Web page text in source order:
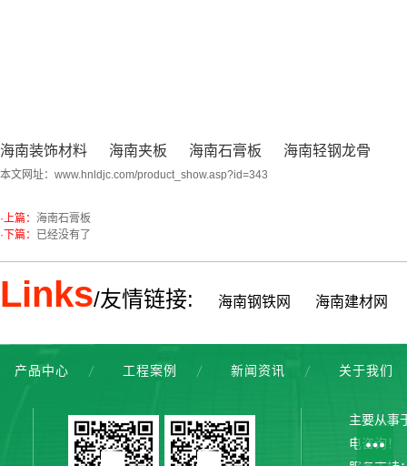
海南装饰材料 海南夹板 海南石膏板 海南轻钢龙骨
本文网址： www.hnldjc.com/product_show.asp?id=343
·上篇： 海南石膏板
·下篇： 已经没有了
Links/友情链接: 海南钢铁网 海南建材网
产品中心 工程案例 新闻资讯 关于我们
主要从事
电咨询！